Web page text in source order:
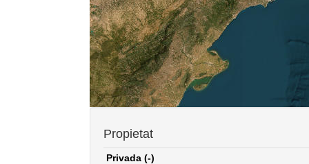
Propietat
Privada (-)